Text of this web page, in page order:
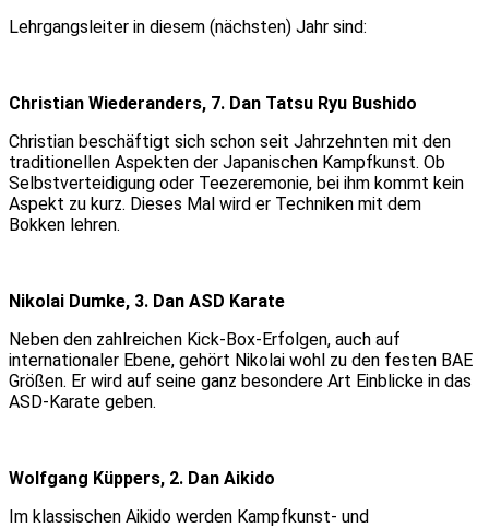
Lehrgangsleiter in diesem (nächsten) Jahr sind:
Christian Wiederanders, 7. Dan Tatsu Ryu Bushido
Christian beschäftigt sich schon seit Jahrzehnten mit den
traditionellen Aspekten der Japanischen Kampfkunst. Ob
Selbstverteidigung oder Teezeremonie, bei ihm kommt kein
Aspekt zu kurz. Dieses Mal wird er Techniken mit dem
Bokken lehren.
Nikolai Dumke, 3. Dan ASD Karate
Neben den zahlreichen Kick-Box-Erfolgen, auch auf
internationaler Ebene, gehört Nikolai wohl zu den festen BAE
Größen. Er wird auf seine ganz besondere Art Einblicke in das
ASD-Karate geben.
Wolfgang Küppers, 2. Dan Aikido
Im klassischen Aikido werden Kampfkunst- und